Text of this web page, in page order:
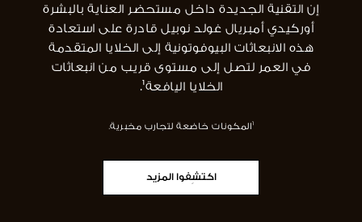
إن التقنية الجديدة داخل مستحضر العناية بالبشرة
أوركيدي أمبريال غولد نوبيل قادرة على استعادة
هذه الانبعاثات البيوفوتونية إلى الخلايا المتقدمة
في العمر لتصل إلى مستوى قريب من انبعاثات
الخلايا اليافعة¹.
¹المكونات خاضعة لتجارب مخبرية.
اكتشِفوا المزيد